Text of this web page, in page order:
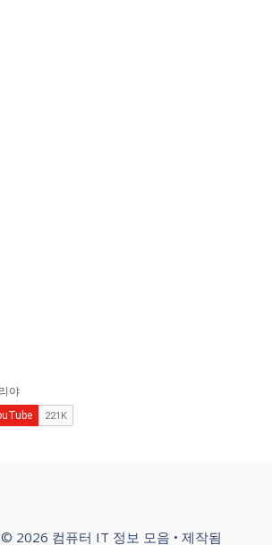
© 2026 컴퓨터 IT 정보 모음 • 제작됨